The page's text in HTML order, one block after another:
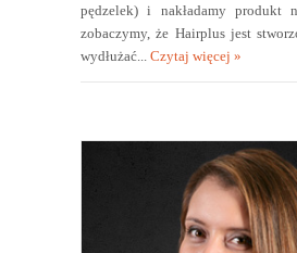
pędzelek) i nakładamy produkt
zobaczymy, że Hairplus jest
wydłużać...
Czytaj więcej »